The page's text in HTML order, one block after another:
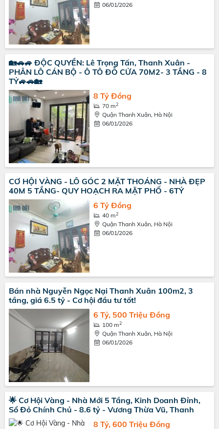
06/01/2026
🏡🚗🚙 ĐỘC QUYỀN: Lê Trọng Tấn, Thanh Xuân -
PHÂN LÔ CÁN BỘ - Ô TÔ ĐỖ CỬA 70M2- 3 TẦNG - 8
TỶ🚙🚗🏡
8 Tỷ Đồng
70 m2
Quận Thanh Xuân, Hà Nội
06/01/2026
CƠ HỘI VÀNG - LÔ GÓC 2 MẶT THOÁNG - NHÀ ĐẸP
40M 5 TẦNG- QUY HOẠCH RA MẶT PHỐ - 6TỶ
6 Tỷ Đồng
40 m2
Quận Thanh Xuân, Hà Nội
06/01/2026
Bán nhà Nguyễn Ngọc Nại Thanh Xuân 100m2, 3
tầng, giá 6.5 tỷ - Cơ hội đầu tư tốt!
6 Tỷ, 500 Triệu Đồng
100 m2
Quận Thanh Xuân, Hà Nội
06/01/2026
🌟 Cơ Hội Vàng - Nhà Mới 5 Tầng, Kinh Doanh Đỉnh,
Sổ Đỏ Chính Chủ - 8.6 tỷ - Vương Thừa Vũ, Thanh
8 Tỷ, 600 Triệu Đồng